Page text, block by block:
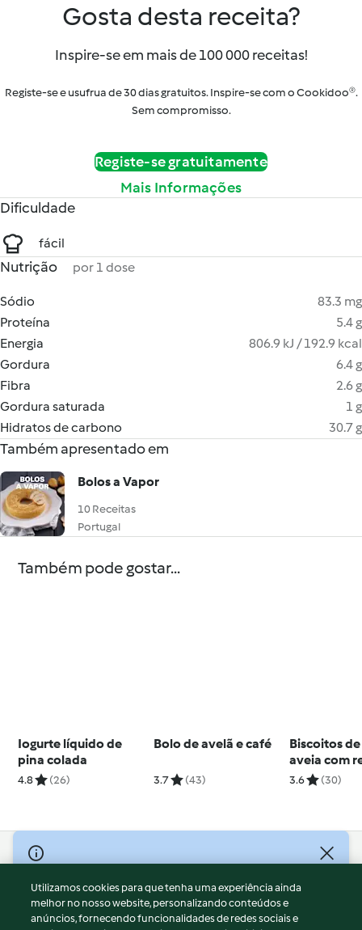
Gosta desta receita?
Inspire-se em mais de 100 000 receitas!
Registe-se e usufrua de 30 dias gratuitos. Inspire-se com o Cookidoo®.
Sem compromisso.
Registe-se gratuitamente
Mais Informações
Dificuldade
fácil
Nutrição por 1 dose
Sódio
83.3 mg
Proteína
5.4 g
Energia
806.9 kJ / 192.9 kcal
Gordura
6.4 g
Fibra
2.6 g
Gordura saturada
1 g
Hidratos de carbono
30.7 g
Também apresentado em
Bolos a Vapor
10 Receitas
Portugal
Também pode gostar...
Iogurte líquido de
pina colada
4.8 (26)
Bolo de avelã e café
3.7 (43)
Biscoitos
aveia com
3.6 (30)
© Copyright 2026
Termos de Utilização
Aviso sobre Proteção de Dados
Utilizamos cookies para que tenha uma experiência ainda
melhor no nosso website, personalizando conteúdos e
anúncios, fornecendo funcionalidades de redes sociais e